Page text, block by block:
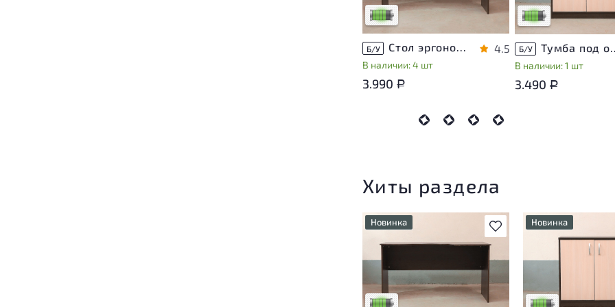
Низкая степень износа
Б/У Стол эргономичный ЛДСП Венге
В наличии: 4 шт
4.5
3.990 Р
Низкая степень
Б/У Тумба
В наличии: 1 шт
3.490 Р
Хиты раздела
В избранное
Новинка
У товара присутствуют
незначительные следы
эксплуатации, не влияющие
на удобство его
использования
Низкая степень износа
Новинка
У товара
незначительные
эксплуатации, не
на удобство его
Низкая степень